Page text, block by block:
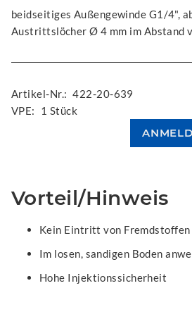
beidseitiges Außengewinde G1/4",
Austrittslöcher Ø 4 mm im Abstand
Artikel-Nr.: 422-20-639
VPE:
1 Stück
Vorteil/Hinweis
Kein Eintritt von Fremdstoffen
Im losen, sandigen Boden
Hohe Injektionssicherheit